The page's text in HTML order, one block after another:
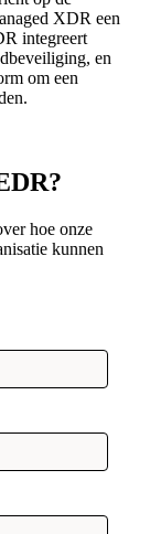
XDR een
integreert
, en
om een
hoe onze
kunnen